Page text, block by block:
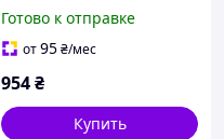
Готово к отправке
от95₴/мес
954₴
Купить